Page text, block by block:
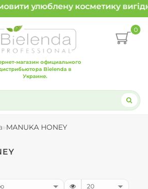
улюблену косметику
магазин официального
Bielenda в
Украине.
0
MANUKA HONEY